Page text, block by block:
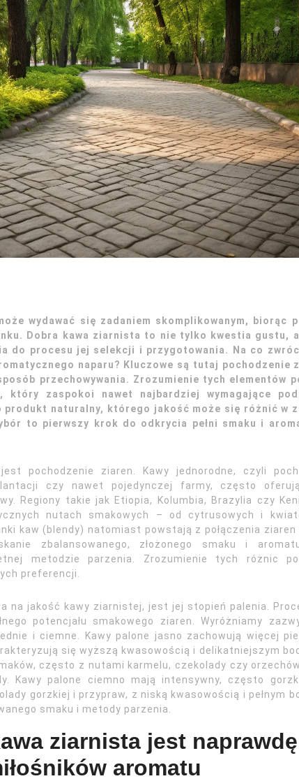
wydawać się zadaniem skomplikowanym, biorąc
Dobra kawa ziarnista to nie tylko kwestia gustu,
do procesu jej selekcji i przygotowania. Na co
naparu? Kluczowe są tutaj pochodzenie
przechowywania. Zrozumienie tych elementów
który zaspokoi nawet najbardziej wymagające
produkt naturalny, którego jakość może się różnić w
to pierwszy krok do odkrycia pełni smaku i
pochodzenie ziaren. Kawy jednorodne, czyli
czy nawet pojedynczej farmy, często
Regiony takie jak Etiopia, Kolumbia, Brazylia czy
nutach smakowych – od cytrusowych i
kaw (blendy) natomiast powstają z połączenia ziaren
zbalansowanego, złożonego smaku i
metodzie parzenia. Zrozumienie tych różnic
preferencji.
na jakość kawy ziarnistej, jest jej stopień palenia.
potencjału smakowego ziaren. Wyróżniamy
i ciemne. Kawy palone jasno zachowują więcej
się wyższą kwasowością i delikatniejszym
często z nutami karmelu, czekolady czy
Kawy palone ciemno mają intensywny, często
gorzkiej i przypraw, z niską kwasowością i pełnym
smaku i metody parzenia.
ziarnista jest naprawdę
aromatu